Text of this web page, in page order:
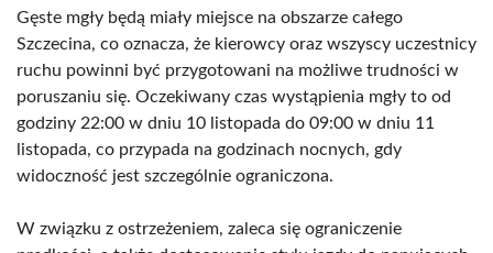
Gęste mgły będą miały miejsce na obszarze całego
Szczecina, co oznacza, że kierowcy oraz wszyscy uczestnicy
ruchu powinni być przygotowani na możliwe trudności w
poruszaniu się. Oczekiwany czas wystąpienia mgły to od
godziny 22:00 w dniu 10 listopada do 09:00 w dniu 11
listopada, co przypada na godzinach nocnych, gdy
widoczność jest szczególnie ograniczona.
W związku z ostrzeżeniem, zaleca się ograniczenie